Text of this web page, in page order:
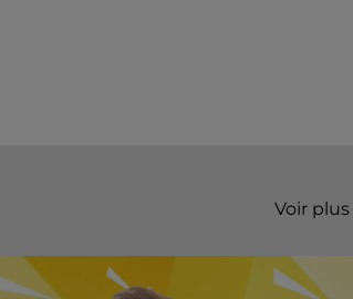
Voir plus